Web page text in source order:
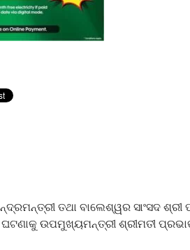
ତଥା ବାଲେଶ୍ୱର ସାଂସଦ ଶ୍ରୀ
ଉପମୁଖ୍ୟମନ୍ତ୍ରୀ ଶ୍ରୀମତୀ